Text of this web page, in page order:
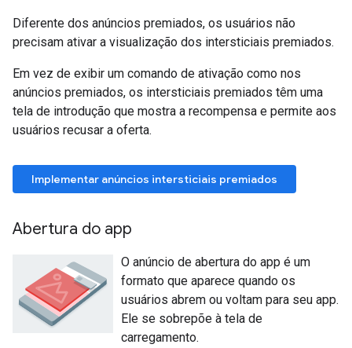
Diferente dos anúncios premiados, os usuários não
precisam ativar a visualização dos intersticiais premiados.
Em vez de exibir um comando de ativação como nos
anúncios premiados, os intersticiais premiados têm uma
tela de introdução que mostra a recompensa e permite aos
usuários recusar a oferta.
Implementar anúncios intersticiais premiados
Abertura do app
O anúncio de abertura do app é um
formato que aparece quando os
usuários abrem ou voltam para seu app.
Ele se sobrepõe à tela de
carregamento.